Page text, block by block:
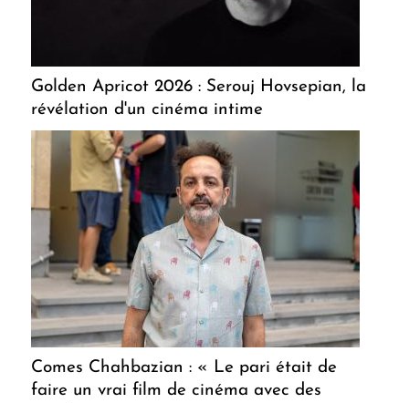
Golden Apricot 2026 : Serouj Hovsepian, la
révélation d'un cinéma intime
Comes Chahbazian : « Le pari était de
faire un vrai film de cinéma avec des